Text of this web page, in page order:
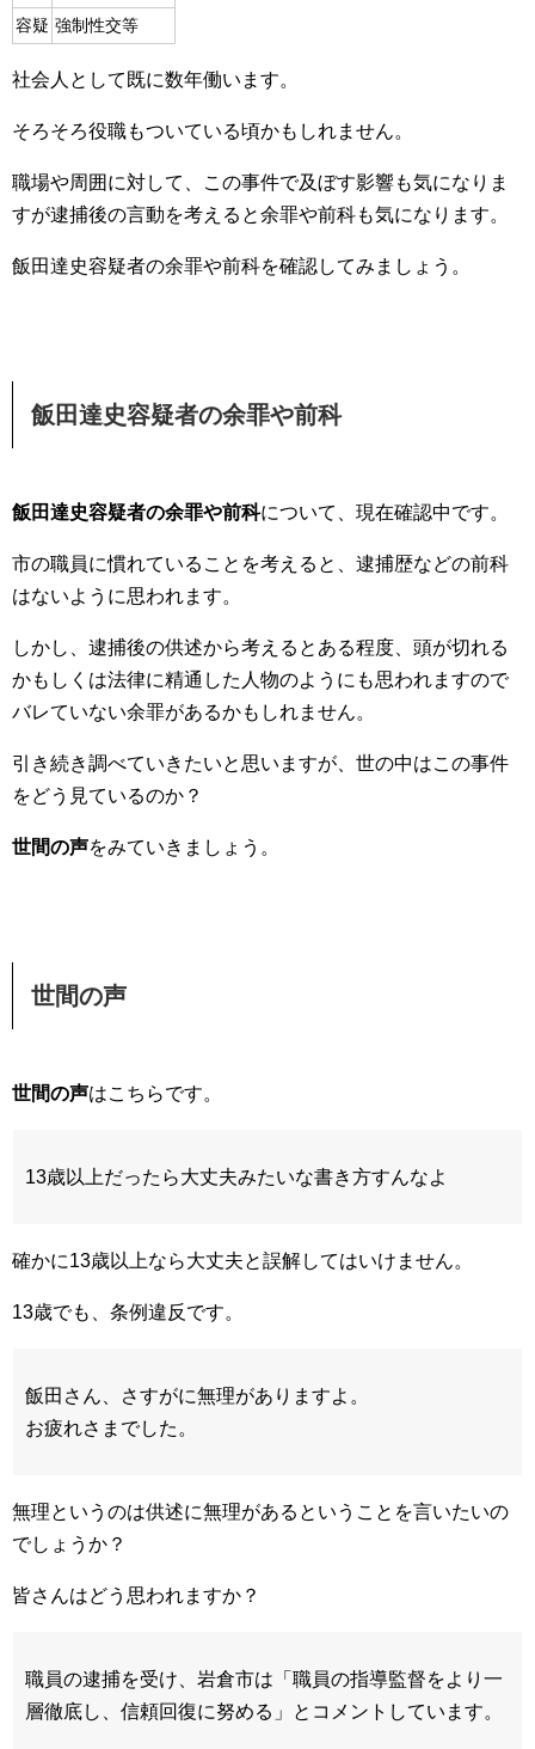
容疑 強制性交等
社会人として既に数年働います。
そろそろ役職もついている頃かもしれません。
職場や周囲に対して、この事件で及ぼす影響も気になりま
すが逮捕後の言動を考えると余罪や前科も気になります。
飯田達史容疑者の余罪や前科を確認してみましょう。
飯田達史容疑者の余罪や前科
飯田達史容疑者の余罪や前科について、現在確認中です。
市の職員に慣れていることを考えると、逮捕歴などの前科
はないように思われます。
しかし、逮捕後の供述から考えるとある程度、頭が切れる
かもしくは法律に精通した人物のようにも思われますので
バレていない余罪があるかもしれません。
引き続き調べていきたいと思いますが、世の中はこの事件
をどう見ているのか？
世間の声をみていきましょう。
世間の声
世間の声はこちらです。
13歳以上だったら大丈夫みたいな書き方すんなよ
確かに13歳以上なら大丈夫と誤解してはいけません。
13歳でも、条例違反です。
飯田さん、さすがに無理がありますよ。
お疲れさまでした。
無理というのは供述に無理があるということを言いたいの
でしょうか？
皆さんはどう思われますか？
職員の逮捕を受け、岩倉市は「職員の指導監督をより一
層徹底し、信頼回復に努める」とコメントしています。